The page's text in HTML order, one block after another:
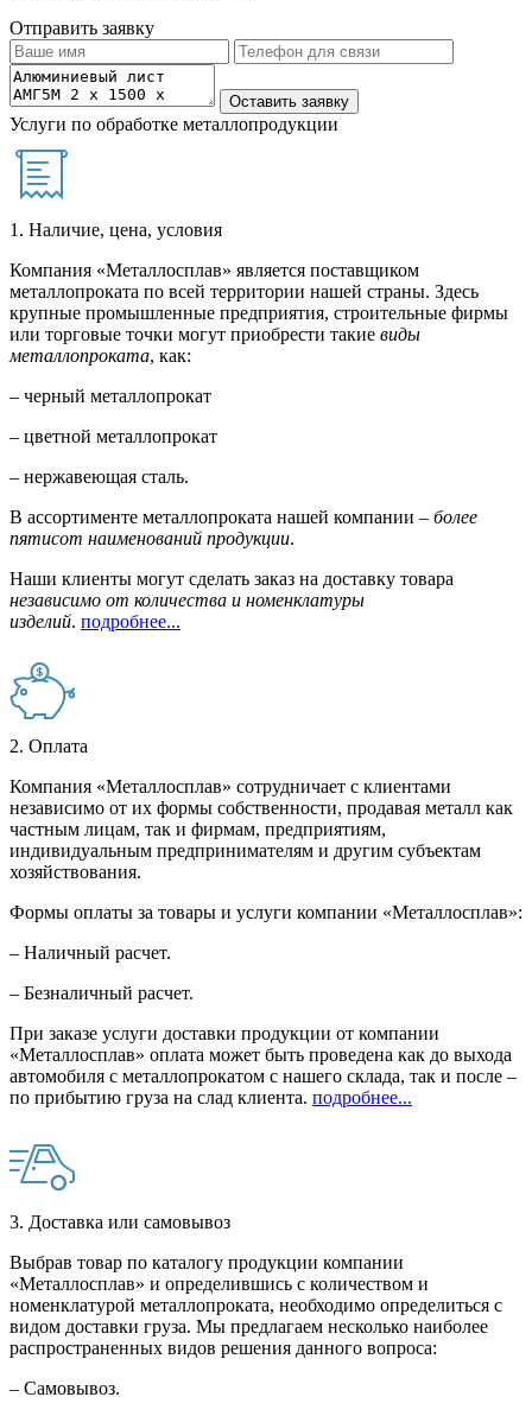
Отправить заявку
Услуги по обработке металлопродукции
1. Наличие, цена, условия
Компания «Металлосплав» является поставщиком
металлопроката по всей территории нашей страны. Здесь
крупные промышленные предприятия, строительные фирмы
или торговые точки могут приобрести такие виды
металлопроката, как:
– черный металлопрокат
– цветной металлопрокат
– нержавеющая сталь.
В ассортименте металлопроката нашей компании – более
пятисот наименований продукции.
Наши клиенты могут сделать заказ на доставку товара
независимо от количества и номенклатуры
изделий. подробнее...
2. Оплата
Компания «Металлосплав» сотрудничает с клиентами
независимо от их формы собственности, продавая металл как
частным лицам, так и фирмам, предприятиям,
индивидуальным предпринимателям и другим субъектам
хозяйствования.
Формы оплаты за товары и услуги компании «Металлосплав»:
– Наличный расчет.
– Безналичный расчет.
При заказе услуги доставки продукции от компании
«Металлосплав» оплата может быть проведена как до выхода
автомобиля с металлопрокатом с нашего склада, так и после –
по прибытию груза на слад клиента. подробнее...
3. Доставка или самовывоз
Выбрав товар по каталогу продукции компании
«Металлосплав» и определившись с количеством и
номенклатурой металлопроката, необходимо определиться с
видом доставки груза. Мы предлагаем несколько наиболее
распространенных видов решения данного вопроса:
– Самовывоз.